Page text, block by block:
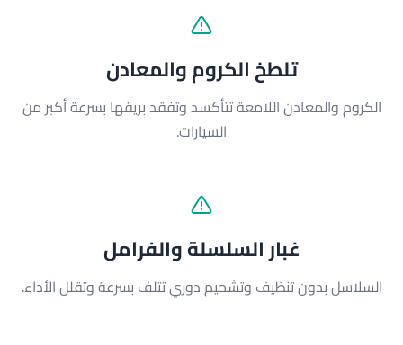
تلطخ الكروم والمعادن
الكروم والمعادن اللامعة تتأكسد وتفقد بريقها بسرعة أكبر من
السيارات.
غبار السلسلة والفرامل
السلاسل بدون تنظيف وتشحيم دوري تتلف بسرعة وتقلل الأداء.